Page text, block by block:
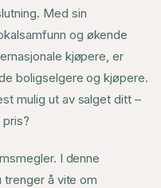
Med sin
og økende
kjøpere, er
boligselgere og kjøpere.
mulig ut av salget ditt –
I denne
trenger å vite om